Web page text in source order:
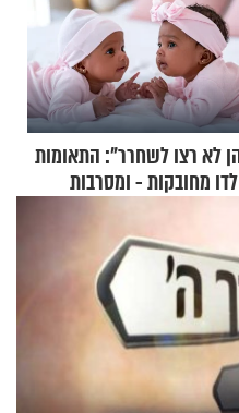
לא רצו לשחרר": התאומות
מחובקות - ומסרבות